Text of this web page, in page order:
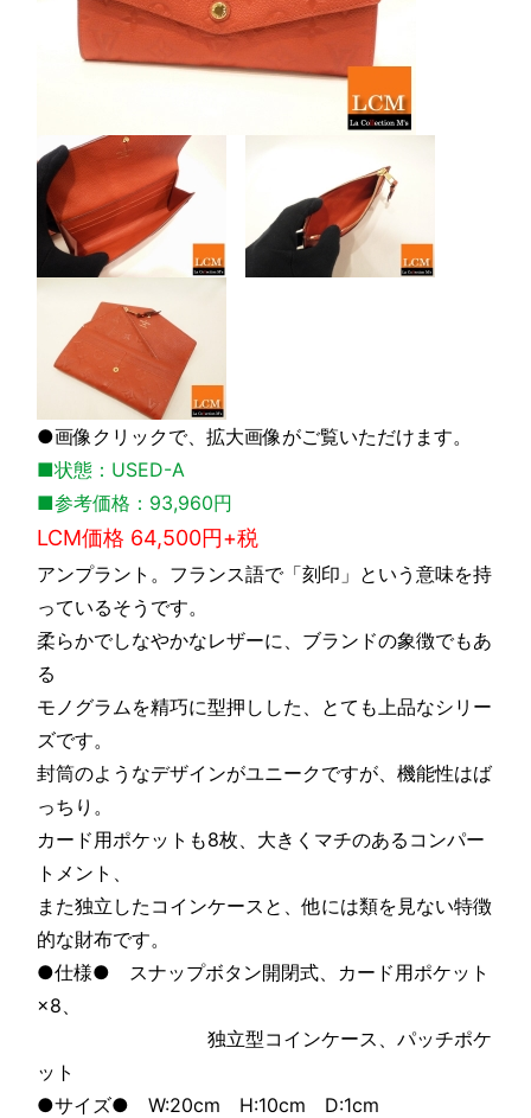
●画像クリックで、拡大画像がご覧いただけます。
■状態：USED-A
■参考価格：93,960円
LCM価格 64,500円+税
アンプラント。フランス語で「刻印」という意味を持
っているそうです。
柔らかでしなやかなレザーに、ブランドの象徴でもあ
る
モノグラムを精巧に型押しした、とても上品なシリー
ズです。
封筒のようなデザインがユニークですが、機能性はば
っちり。
カード用ポケットも8枚、大きくマチのあるコンパー
トメント、
また独立したコインケースと、他には類を見ない特徴
的な財布です。
●仕様● スナップボタン開閉式、カード用ポケット
×8、
独立型コインケース、パッチポケ
ット
●サイズ● W:20cm H:10cm D:1cm